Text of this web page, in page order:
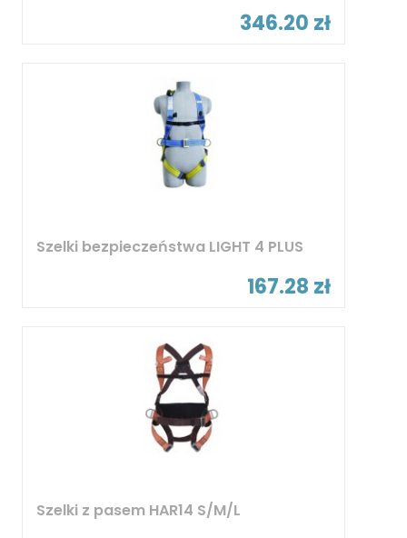
346.20 zł
Szelki bezpieczeństwa LIGHT 4 PLUS
167.28 zł
Szelki z pasem HAR14 S/M/L